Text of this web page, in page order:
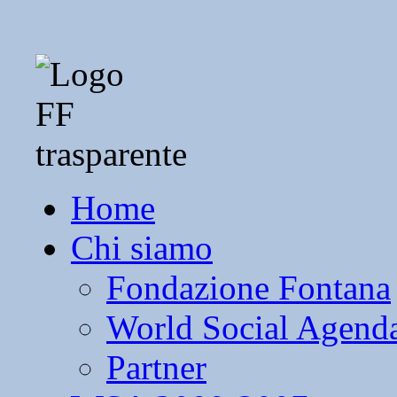
Home
Chi siamo
Fondazione Fontana
World Social
Partner